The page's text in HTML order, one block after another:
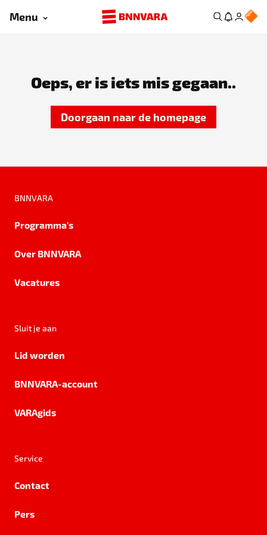
Menu
Oeps, er is iets mis gegaan..
Doorgaan naar de homepage
BNNVARA
Programma's
Over BNNVARA
Vacatures
Sluit je aan
Lid worden
BNNVARA-account
VARAgids
Service
Contact
Pers